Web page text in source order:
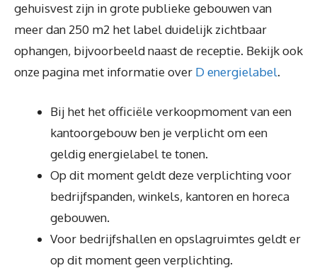
gehuisvest zijn in grote publieke gebouwen van
meer dan 250 m2 het label duidelijk zichtbaar
ophangen, bijvoorbeeld naast de receptie. Bekijk ook
onze pagina met informatie over D energielabel.
Bij het het officiële verkoopmoment van een
kantoorgebouw ben je verplicht om een
geldig energielabel te tonen.
Op dit moment geldt deze verplichting voor
bedrijfspanden, winkels, kantoren en horeca
gebouwen.
Voor bedrijfshallen en opslagruimtes geldt er
op dit moment geen verplichting.